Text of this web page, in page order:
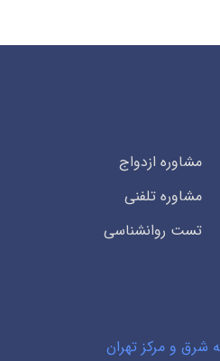
مشاوره ازدواج
مشاوره تلفنی
تست روانشناسی
شرق و مرکز تهران